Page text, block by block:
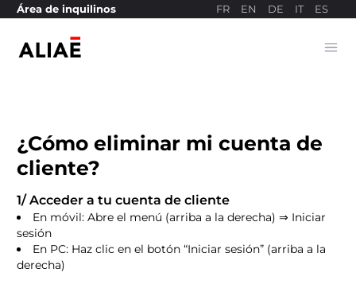
Área de inquilinos FR EN DE IT ES
Sitio web de pagos
¿Cómo eliminar mi cuenta de
cliente?
1/ Acceder a tu cuenta de cliente
En móvil: Abre el menú (arriba a la derecha) ⇒ Iniciar
sesión
En PC: Haz clic en el botón “Iniciar sesión” (arriba a la
derecha)